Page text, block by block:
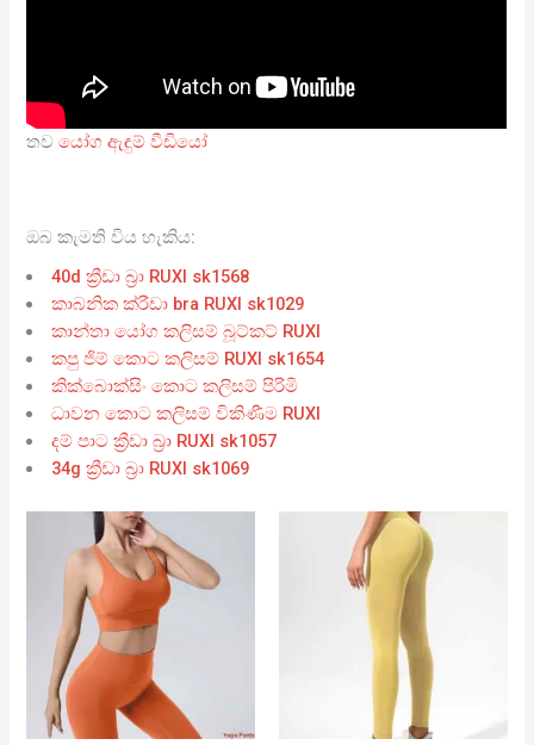
තවයෝග ඇඳුම් වීඩියෝ
ඔබ කැමති විය හැකිය:
40d ක්‍රීඩා බ්‍රා RUXI sk1568
කාබනික ක්රීඩා bra RUXI sk1029
කාන්තා යෝග කලිසම් බූට්කට් RUXI
කපු ජිම් කොට කලිසම් RUXI sk1654
කික්බොක්සිං කොට කලිසම් පිරිමි
ධාවන කොට කලිසම් විකිණීම RUXI
දම් පාට ක්‍රීඩා බ්‍රා RUXI sk1057
34g ක්‍රීඩා බ්‍රා RUXI sk1069